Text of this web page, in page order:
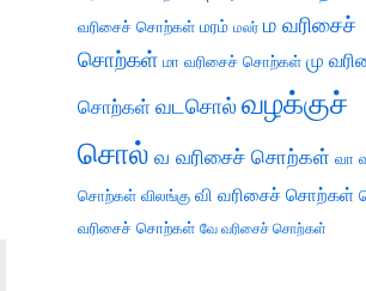
வரிசைச் சொற்கள் மரம் மலர் ம வரிசைச்
சொற்கள் மா வரிசைச் சொற்கள் மு
சொற்கள் வடசொல் வழக்குச்
சொல் வ வரிசைச் சொற்கள் வா
சொற்கள் விலங்கு வி வரிசைச் சொற்கள்
வரிசைச் சொற்கள் வே வரிசைச் சொற்கள்